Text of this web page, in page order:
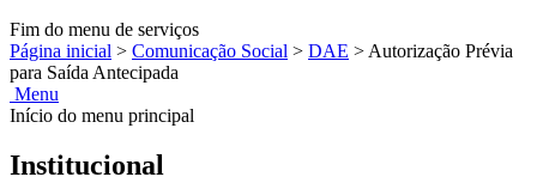
Fim do menu de serviços
Página inicial > Comunicação Social > DAE > Autorização Prévia
para Saída Antecipada
Menu
Início do menu principal
Institucional